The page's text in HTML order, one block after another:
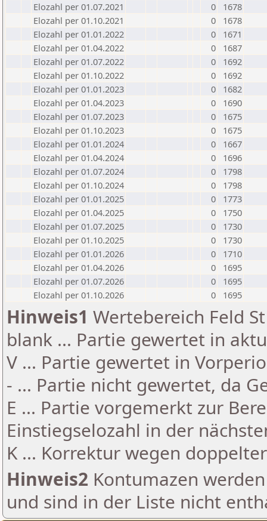
Elozahl per 01.07.2021
0
1678
Elozahl per 01.10.2021
0
1678
Elozahl per 01.01.2022
0
1671
Elozahl per 01.04.2022
0
1687
Elozahl per 01.07.2022
0
1692
Elozahl per 01.10.2022
0
1692
Elozahl per 01.01.2023
0
1682
Elozahl per 01.04.2023
0
1690
Elozahl per 01.07.2023
0
1675
Elozahl per 01.10.2023
0
1675
Elozahl per 01.01.2024
0
1667
Elozahl per 01.04.2024
0
1696
Elozahl per 01.07.2024
0
1798
Elozahl per 01.10.2024
0
1798
Elozahl per 01.01.2025
0
1773
Elozahl per 01.04.2025
0
1750
Elozahl per 01.07.2025
0
1730
Elozahl per 01.10.2025
0
1730
Elozahl per 01.01.2026
0
1710
Elozahl per 01.04.2026
0
1695
Elozahl per 01.07.2026
0
1695
Elozahl per 01.10.2026
0 1695
Hinweis1 Wertebereich Feld
blank ... Partie gewertet in
V ... Partie gewertet in
- ... Partie nicht gewertet, da
E ... Partie vorgemerkt zur
Einstiegselozahl in der
K ... Korrektur wegen
Hinweis2 Kontumazen
und sind in der Liste nicht